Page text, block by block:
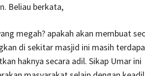
Beliau berkata,
megah? apakah akan membuat
di sekitar masjid ini masih
haknya secara adil. Sikap Umar ini